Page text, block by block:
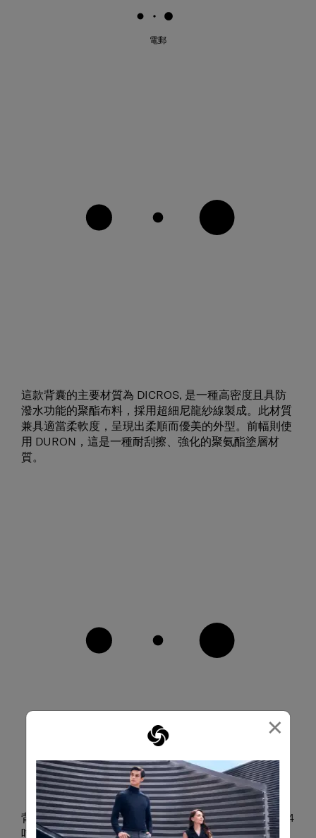
×
電郵
這款背囊的主要材質為 DICROS, 是一種高密度且具防
潑水功能的聚酯布料，採用超細尼龍紗線製成。此材質
兼具適當柔軟度，呈現出柔順而優美的外型。前幅則使
用 DURON，這是一種耐刮擦、強化的聚氨酯塗層材
質。
背囊的收納袋可由內部或外部直接取用，能容納最大 14
吋手提電腦。